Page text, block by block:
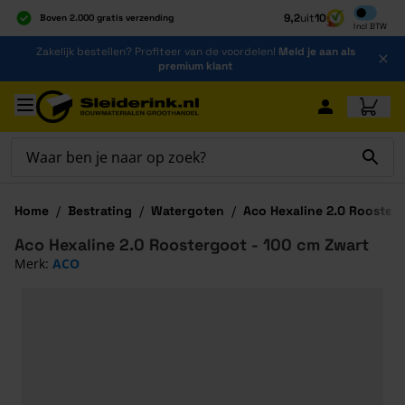
Boven 2.000 gratis verzending
Al 40 jaar dé specialist
Alles onder één dak
9,2uit10
Incl BTW
Inclusief
Ga naar de inhoud
Zakelijk bestellen? Profiteer van de voordelen! Meld je aan als
premium klant
Ga naar hoofdinhoud
Home / Bestrating / Watergoten / Aco Hexaline 2.0
Aco Hexaline 2.0 Roostergoot - 100 cm Zwart
Merk: ACO